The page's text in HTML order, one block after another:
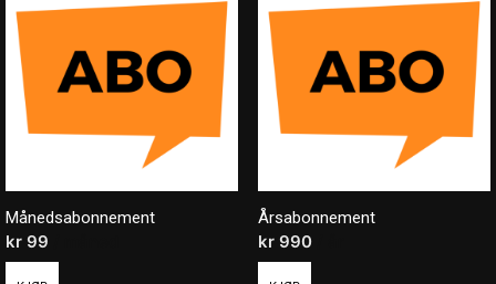
Månedsabonnement
kr 99
Årsabonnement
kr990